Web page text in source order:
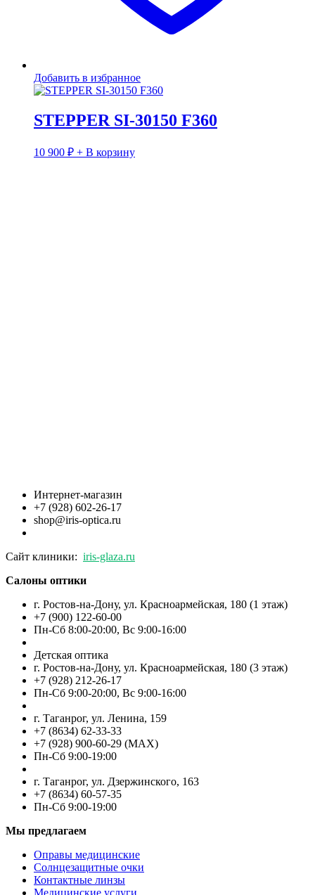
Добавить в избранное
STEPPER SI-30150 F360
10 900 ₽ + В корзину
Интернет-магазин
+7 (928) 602-26-17
shop@iris-optica.ru
Сайт клиники: iris-glaza.ru
Салоны оптики
г. Ростов-на-Дону, ул. Красноармейская, 180 (1 этаж)
+7 (900) 122-60-00
Пн-Cб 8:00-20:00, Вс 9:00-16:00
Детская оптика
г. Ростов-на-Дону, ул. Красноармейская, 180 (3 этаж)
+7 (928) 212-26-17
Пн-Cб 9:00-20:00, Вс 9:00-16:00
г. Таганрог, ул. Ленина, 159
+7 (8634) 62-33-33
+7 (928) 900-60-29 (MAX)
Пн-Cб 9:00-19:00
г. Таганрог, ул. Дзержинского, 163
+7 (8634) 60-57-35
Пн-Сб 9:00-19:00
Мы предлагаем
Оправы медицинские
Солнцезащитные очки
Контактные линзы
Медицинские услуги